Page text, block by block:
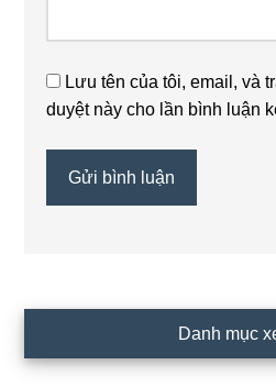
Lưu tên của tôi, email, và
duyệt này cho lần bình luận
Sidebar
Danh mục